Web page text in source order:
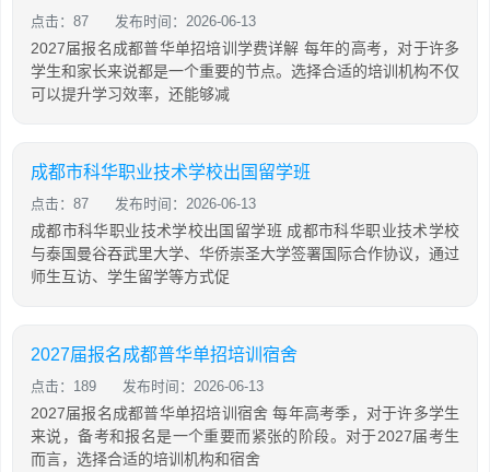
点击：87 发布时间：2026-06-13
2027届报名成都普华单招培训学费详解 每年的高考，对于许多
学生和家长来说都是一个重要的节点。选择合适的培训机构不仅
可以提升学习效率，还能够减
成都市科华职业技术学校出国留学班
点击：87 发布时间：2026-06-13
成都市科华职业技术学校出国留学班 成都市科华职业技术学校
与泰国曼谷吞武里大学、华侨崇圣大学签署国际合作协议，通过
师生互访、学生留学等方式促
2027届报名成都普华单招培训宿舍
点击：189 发布时间：2026-06-13
2027届报名成都普华单招培训宿舍 每年高考季，对于许多学生
来说，备考和报名是一个重要而紧张的阶段。对于2027届考生
而言，选择合适的培训机构和宿舍